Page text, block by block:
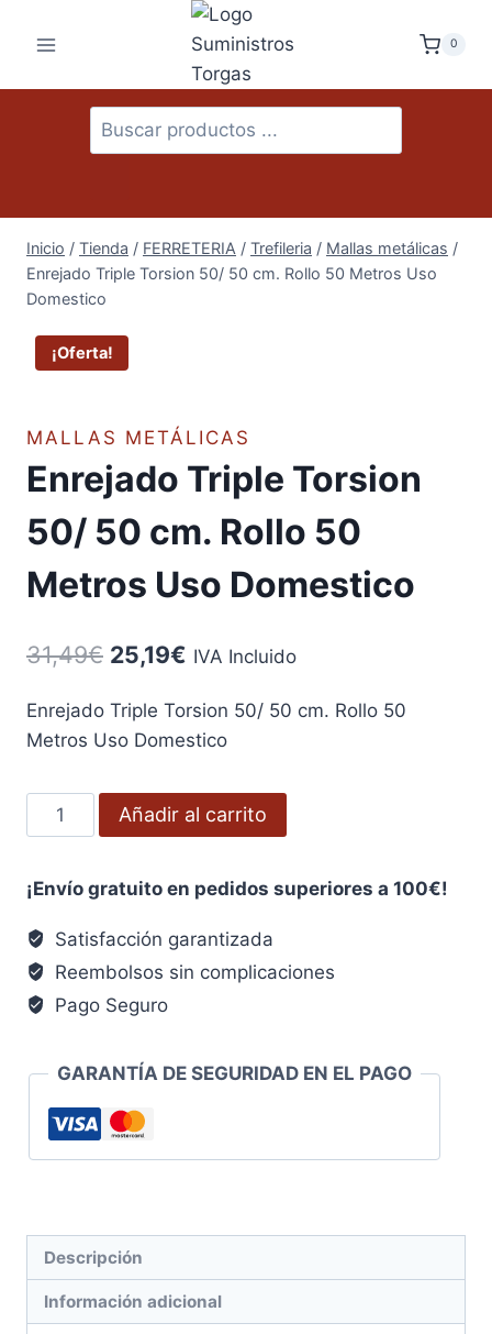
0
Búsqueda
de
Inicio / Tienda / FERRETERIA / Trefileria / Mallas metálicas /
Enrejado Triple Torsion 50/ 50 cm. Rollo 50 Metros Uso
Domestico
¡Oferta!
MALLAS METÁLICAS
Enrejado Triple Torsion
50/ 50 cm. Rollo 50
Metros Uso Domestico
31,49€ El
original
31,49€.
25,19€ El
actual
25,19€.
IVA Incluido
Enrejado Triple Torsion 50/ 50 cm. Rollo 50
Metros Uso Domestico
Enrejado
Triple
50/
50
cm.
Rollo
50
Uso
Domestico
cantidad
Añadir al carrito
¡Envío gratuito en pedidos superiores a 100€!
Satisfacción garantizada
Reembolsos sin complicaciones
Pago Seguro
GARANTÍA DE SEGURIDAD EN EL PAGO
Descripción
Información adicional